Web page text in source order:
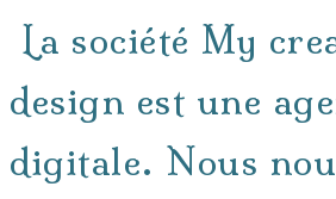
La société My
design est une
digitale. Nous